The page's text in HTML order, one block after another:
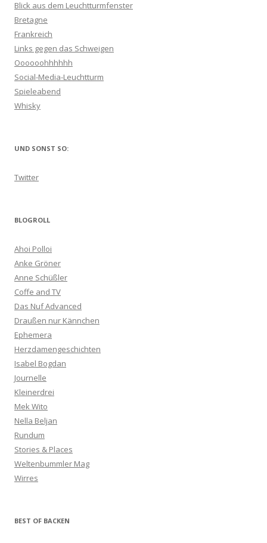
Blick aus dem Leuchtturmfenster
Bretagne
Frankreich
Links gegen das Schweigen
Oooooohhhhhh
Social-Media-Leuchtturm
Spieleabend
Whisky
UND SONST SO:
Twitter
BLOGROLL
Ahoi Polloi
Anke Gröner
Anne Schüßler
Coffe and TV
Das Nuf Advanced
Draußen nur Kännchen
Ephemera
Herzdamengeschichten
Isabel Bogdan
Journelle
Kleinerdrei
Mek Wito
Nella Beljan
Rundum
Stories & Places
Weltenbummler Mag
Wirres
BEST OF BACKEN